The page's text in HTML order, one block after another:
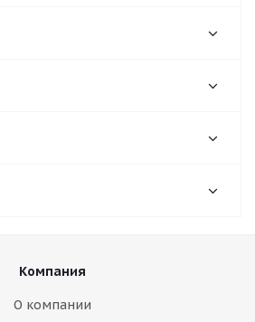
Компания
О компании